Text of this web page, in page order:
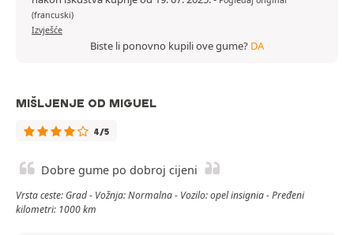
(francuski)
Izvješće
Biste li ponovno kupili ove gume? DA
MIŠLJENJE OD MIGUEL
4/5
Dobre gume po dobroj cijeni
Vrsta ceste: Grad - Vožnja: Normalna - Vozilo: opel insignia - Pređeni
kilometri: 1000 km